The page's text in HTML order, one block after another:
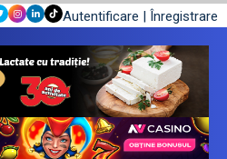
Autentificare | Înregistrare